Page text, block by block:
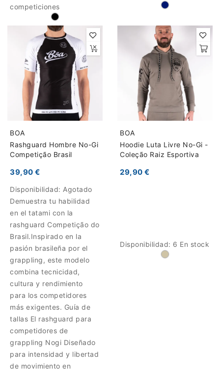
competiciones
BOA
Rashguard Hombre No-Gi
Competição Brasil
39,90 €
Disponibilidad: Agotado
Demuestra tu habilidad
en el tatami con la
rashguard Competição do
Brasil.Inspirado en la
pasión brasileña por el
grappling, este modelo
combina tecnicidad,
cultura y rendimiento
para los competidores
más exigentes. Guía de
tallas El rashguard para
competidores de
grappling Nogi Diseñado
para intensidad y libertad
de movimiento en
BOA
Hoodie Luta Livre No-Gi -
Coleção Raiz Esportiva
29,90 €
Disponibilidad: 6 En stock